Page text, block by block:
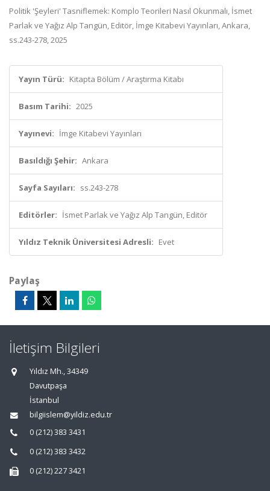
Politik 'Şeyleri' Tasniflemek: Komplo Teorileri Nasıl Okunmalı, İsmet
Parlak ve Yağız Alp Tangün, Editör, İmge Kitabevi Yayınları, Ankara,
ss.243-278, 2025
Yayın Türü: Kitapta Bölüm / Araştırma Kitabı
Basım Tarihi: 2025
Yayınevi: İmge Kitabevi Yayınları
Basıldığı Şehir: Ankara
Sayfa Sayıları: ss.243-278
Editörler: İsmet Parlak ve Yağız Alp Tangün, Editör
Yıldız Teknik Üniversitesi Adresli: Evet
Paylaş
İletişim Bilgileri
Yıldız Mh., 34349
Davutpaşa
İstanbul
bilgiislem@yildiz.edu.tr
0 (212) 383 3431
0 (212) 383 3432
0 (212) 227 3421